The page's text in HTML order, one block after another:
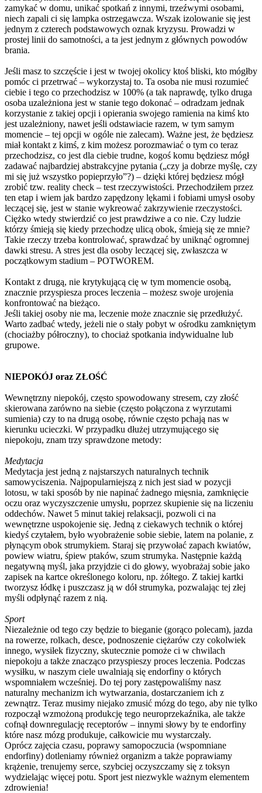
zamykać w domu, unikać spotkań z innymi, trzeźwymi osobami,
niech zapali ci się lampka ostrzegawcza. Wszak izolowanie się jest
jednym z czterech podstawowych oznak kryzysu. Prowadzi w
prostej linii do samotności, a ta jest jednym z głównych powodów
brania.
Jeśli masz to szczęście i jest w twojej okolicy ktoś bliski, kto mógłby
pomóc ci przetrwać – wykorzystaj to. Ta osoba nie musi rozumieć
ciebie i tego co przechodzisz w 100% (a tak naprawdę, tylko druga
osoba uzależniona jest w stanie tego dokonać – odradzam jednak
korzystanie z takiej opcji i opierania swojego ramienia na kimś kto
jest uzależniony, nawet jeśli odstawiacie razem, w tym samym
momencie – tej opcji w ogóle nie zalecam). Ważne jest, że będziesz
miał kontakt z kimś, z kim możesz porozmawiać o tym co teraz
przechodzisz, co jest dla ciebie trudne, kogoś komu będziesz mógł
zadawać najbardziej abstrakcyjne pytania („czy ja dobrze myślę, czy
mi się już wszystko popieprzyło”?) – dzięki której będziesz mógł
zrobić tzw. reality check – test rzeczywistości. Przechodziłem przez
ten etap i wiem jak bardzo zapędzony lękami i fobiami umysł osoby
leczącej się, jest w stanie wykreować zakrzywienie rzeczystości.
Ciężko wtedy stwierdzić co jest prawdziwe a co nie. Czy ludzie
którzy śmieją się kiedy przechodzę ulicą obok, śmieją się ze mnie?
Takie rzeczy trzeba kontrolować, sprawdzać by uniknąć ogromnej
dawki stresu. A stres jest dla osoby leczącej się, zwłaszcza w
początkowym stadium – POTWOREM.
Kontakt z drugą, nie krytykującą cię w tym momencie osobą,
znacznie przyspiesza proces leczenia – możesz swoje urojenia
konfrontować na bieżąco.
Jeśli takiej osoby nie ma, leczenie może znacznie się przedłużyć.
Warto zadbać wtedy, jeżeli nie o stały pobyt w ośrodku zamkniętym
(chociażby półroczny), to chociaż spotkania indywidualne lub
grupowe.
NIEPOKÓJ oraz ZŁOŚĆ
Wewnętrzny niepokój, często spowodowany stresem, czy złość
skierowana zarówno na siebie (często połączona z wyrzutami
sumienia) czy to na drugą osobę, równie często pchają nas w
kierunku ucieczki. W przypadku dłużej utrzymującego się
niepokoju, znam trzy sprawdzone metody:
Medytacja
Medytacja jest jedną z najstarszych naturalnych technik
samowyciszenia. Najpopularniejszą z nich jest siad w pozycji
lotosu, w taki sposób by nie napinać żadnego mięsnia, zamknięcie
oczu oraz wyczyszczenie umysłu, poprzez skupienie się na liczeniu
oddechów. Nawet 5 minut takiej relaksacji, pozwoli ci na
wewnętrzne uspokojenie się. Jedną z ciekawych technik o której
kiedyś czytałem, było wyobrażenie sobie siebie, latem na polanie, z
płynącym obok strumykiem. Staraj się przywołać zapach kwiatów,
powiew wiatru, śpiew ptaków, szum strumyka. Następnie każdą
negatywną myśl, jaka przyjdzie ci do głowy, wyobrażaj sobie jako
zapisek na kartce określonego koloru, np. żółtego. Z takiej kartki
tworzysz łódkę i puszczasz ją w dół strumyka, pozwalając tej złej
myśli odpłynąć razem z nią.
Sport
Niezależnie od tego czy będzie to bieganie (gorąco polecam), jazda
na rowerze, rolkach, desce, podnoszenie ciężarów czy cokolwiek
innego, wysiłek fizyczny, skutecznie pomoże ci w chwilach
niepokoju a także znacząco przyspieszy proces leczenia. Podczas
wysiłku, w naszym ciele uwalniają się endorfiny o których
wspomniałem wcześniej. Do tej pory zastępowaliśmy nasz
naturalny mechanizm ich wytwarzania, dostarczaniem ich z
zewnątrz. Teraz musimy niejako zmusić mózg do tego, aby nie tylko
rozpoczął wzmożoną produkcję tego neuroprzekaźnika, ale także
cofnął downregulację receptorów – innymi słowy by te endorfiny
które nasz mózg produkuje, całkowicie mu wystarczały.
Oprócz zajęcia czasu, poprawy samopoczucia (wspomniane
endorfiny) dotleniamy również organizm a także poprawiamy
krążenie, trenujemy serce, szybciej oczyszczamy się z toksyn
wydzielając więcej potu. Sport jest niezwykle ważnym elementem
zdrowienia!